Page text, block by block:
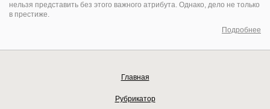
нельзя представить без этого важного атрибута. Однако, дело не только
в престиже.
Подробнее
Главная
Рубрикатор